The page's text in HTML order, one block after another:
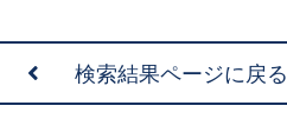
検索結果ページに戻る